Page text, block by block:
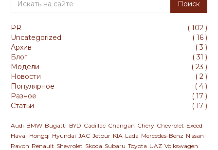
PR ( 102)
Uncategorized
( 16)
Архив
(3 )
Блог
(31 )
Модели
( 23 )
Новости
( 2)
Популярное
( 4)
Разное
( 17 )
Статьи
( 17 )
Audi BMW Bugatti BYD Cadillac Changan Chery Chevrolet Exeed
Haval Hongqi Hyundai JAC Jetour KIA Lada Mercedes-Benz Nissan
Ravon Renault Shevrolet Skoda Subaru Toyota UAZ Volkswagen